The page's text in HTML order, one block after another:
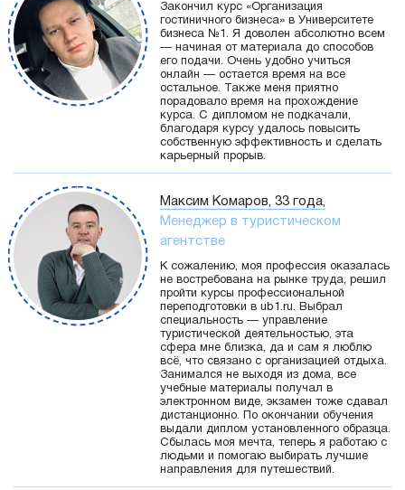
Закончил курс «Организация
гостиничного бизнеса» в Университете
бизнеса №1. Я доволен абсолютно всем
— начиная от материала до способов
его подачи. Очень удобно учиться
онлайн — остается время на все
остальное. Также меня приятно
порадовало время на прохождение
курса. С дипломом не подкачали,
благодаря курсу удалось повысить
собственную эффективность и сделать
карьерный прорыв.
Максим Комаров, 33 года,
Менеджер в туристическом
агентстве
К сожалению, моя профессия оказалась
не востребована на рынке труда, решил
пройти курсы профессиональной
переподготовки в ub1.ru. Выбрал
специальность — управление
туристической деятельностью, эта
сфера мне близка, да и сам я люблю
всё, что связано с организацией отдыха.
Занимался не выходя из дома, все
учебные материалы получал в
электронном виде, экзамен тоже сдавал
дистанционно. По окончании обучения
выдали диплом установленного образца.
Сбылась моя мечта, теперь я работаю с
людьми и помогаю выбирать лучшие
направления для путешествий.